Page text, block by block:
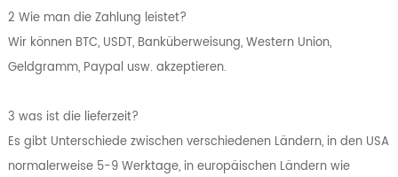
2 Wie man die Zahlung leistet?
Wir können BTC, USDT, Banküberweisung, Western Union,
Geldgramm, Paypal usw. akzeptieren.
3 was ist die lieferzeit?
Es gibt Unterschiede zwischen verschiedenen Ländern, in den USA
normalerweise 5-9 Werktage, in europäischen Ländern wie